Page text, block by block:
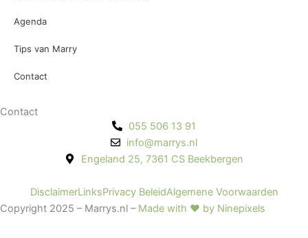
Agenda
Tips van Marry
Contact
Contact
055 506 13 91
info@marrys.nl
Engeland 25, 7361 CS Beekbergen
DisclaimerLinksPrivacy BeleidAlgemene Voorwaarden
Copyright 2025 – Marrys.nl – Made with ♥ by Ninepixels